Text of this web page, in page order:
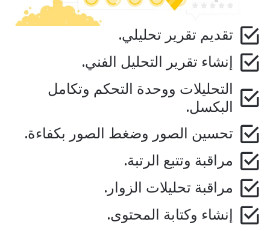
تقديم تقرير تحليلي.
إنشاء تقرير التحليل الفني.
التحليلات ووحدة التحكم وتكامل
البكسل.
تحسين الصور وضغط الصور بكفاءة.
مراقبة وتتبع الرتبة.
مراقبة تحليلات الزوار.
إنشاء وكتابة المحتوى.